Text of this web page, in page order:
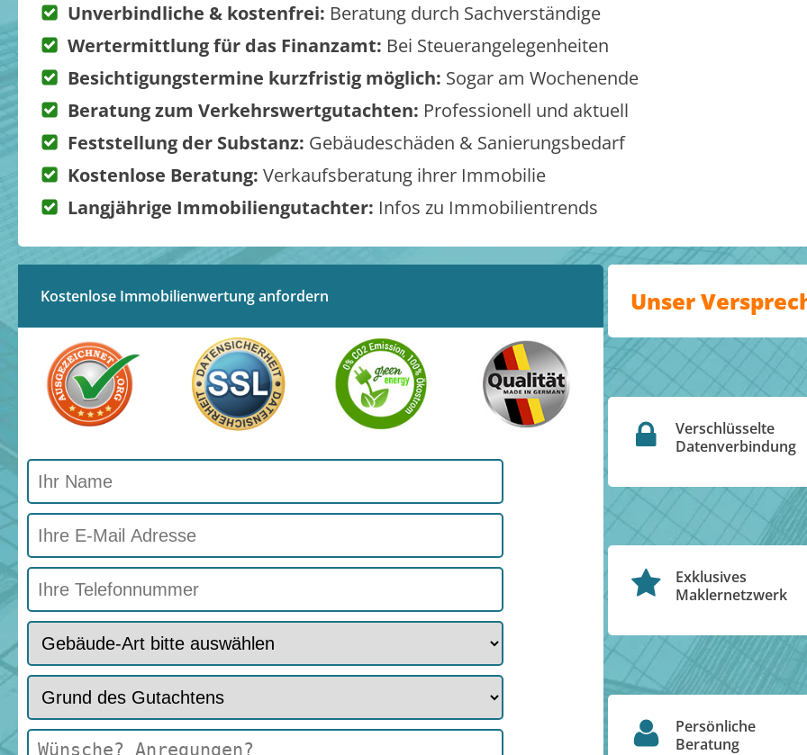
Unverbindliche & kostenfrei: Beratung durch Sachverständige
Wertermittlung für das Finanzamt: Bei Steuerangelegenheiten
Besichtigungstermine kurzfristig möglich: Sogar am Wochenende
Beratung zum Verkehrswertgutachten: Professionell und aktuell
Feststellung der Substanz: Gebäudeschäden & Sanierungsbedarf
Kostenlose Beratung: Verkaufsberatung ihrer Immobilie
Langjährige Immobiliengutachter: Infos zu Immobilientrends
Kostenlose Immobilienwertung anfordern Unser
Verschlüsselte
Datenverbindung
Exklusives
Maklernetzwerk
Persönliche
Beratung